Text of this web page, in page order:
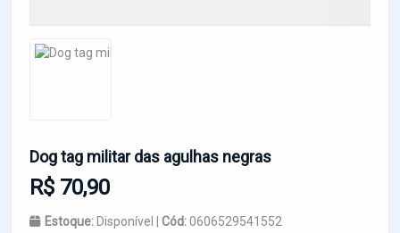
Dog tag militar das agulhas negras
R$ 70,90
Estoque: Disponível | Cód:0606529541552